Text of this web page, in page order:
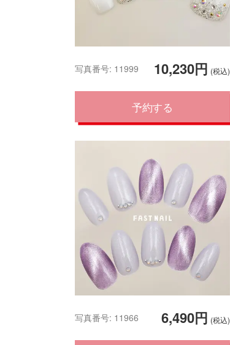
10,230円 (税込)
写真番号: 11999
予約する
6,490円 (税込)
写真番号: 11966